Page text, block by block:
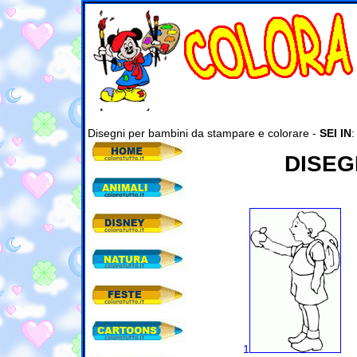
Disegni per bambini da stampare e colorare - SEI IN:
1